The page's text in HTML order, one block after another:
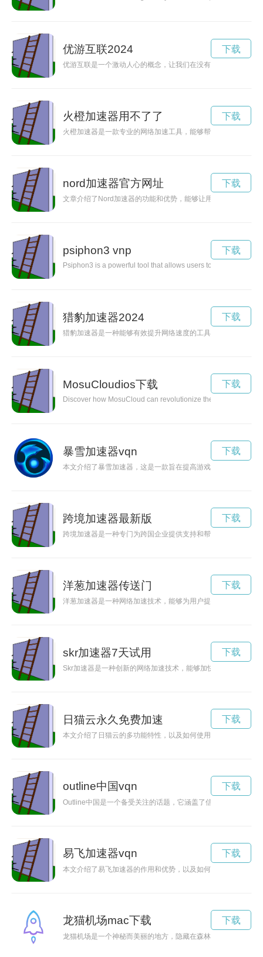
优游互联2024
优游互联是一个激动人心的概念，让我们在没有界限的世界中
下载
火橙加速器用不了了
火橙加速器是一款专业的网络加速工具，能够帮助用户提高网
下载
nord加速器官方网址
文章介绍了Nord加速器的功能和优势，能够让用户的网络流畅
下载
psiphon3 vnp
Psiphon3 is a powerful tool that allows users to bypass
下载
猎豹加速器2024
猎豹加速器是一种能够有效提升网络速度的工具，让用户能够
下载
MosuCloudios下载
Discover how MosuCloud can revolutionize the way you
下载
暴雪加速器vqn
本文介绍了暴雪加速器，这是一款旨在提高游戏体验的工具，
下载
跨境加速器最新版
跨境加速器是一种专门为跨国企业提供支持和帮助的工具，通
下载
洋葱加速器传送门
洋葱加速器是一种网络加速技术，能够为用户提供更快的上网
下载
skr加速器7天试用
Skr加速器是一种创新的网络加速技术，能够加快数据传输速度
下载
日猫云永久免费加速
本文介绍了日猫云的多功能特性，以及如何使用它进行一站式网
下载
outline中国vqn
Outline中国是一个备受关注的话题，它涵盖了信息自由、网络
下载
易飞加速器vqn
本文介绍了易飞加速器的作用和优势，以及如何通过易飞加速
下载
龙猫机场mac下载
龙猫机场是一个神秘而美丽的地方，隐藏在森林深处，只有少
下载